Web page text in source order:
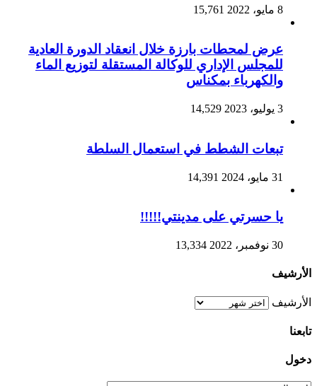
8 مايو، 2022 15,761
عرض لمحطات بارزة خلال انعقاد الدورة العادية
للمجلس الإداري للوكالة المستقلة لتوزيع الماء
والكهرباء بمكناس
3 يوليو، 2023 14,529
تبعات الشطط في استعمال السلطة
31 مايو، 2024 14,391
يا حسرتي على مدينتي!!!!!
30 نوفمبر، 2022 13,334
الأرشيف
الأرشيف
تابعنا
دخول